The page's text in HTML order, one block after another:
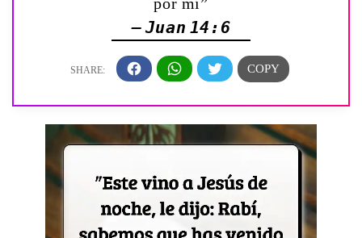
— Juan 14:6